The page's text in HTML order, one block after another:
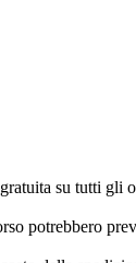
su tutti gli
potrebbero